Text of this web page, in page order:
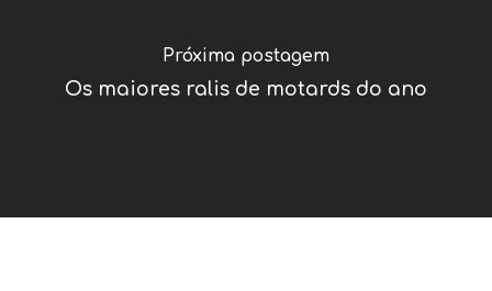
Próxima postagem
Os maiores ralis de motards do ano